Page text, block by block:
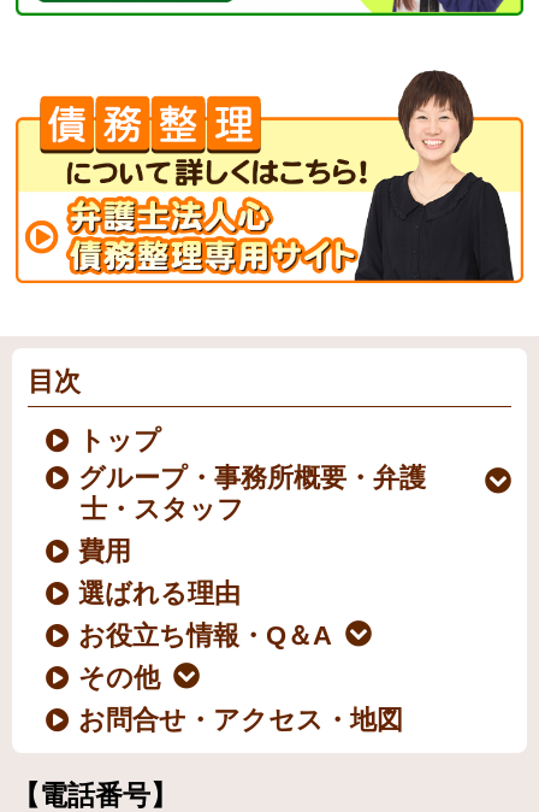
目次
トップ
グループ・事務所概要・弁護
士・スタッフ
費用
選ばれる理由
お役立ち情報・Q＆A
その他
お問合せ・アクセス・地図
【電話番号】